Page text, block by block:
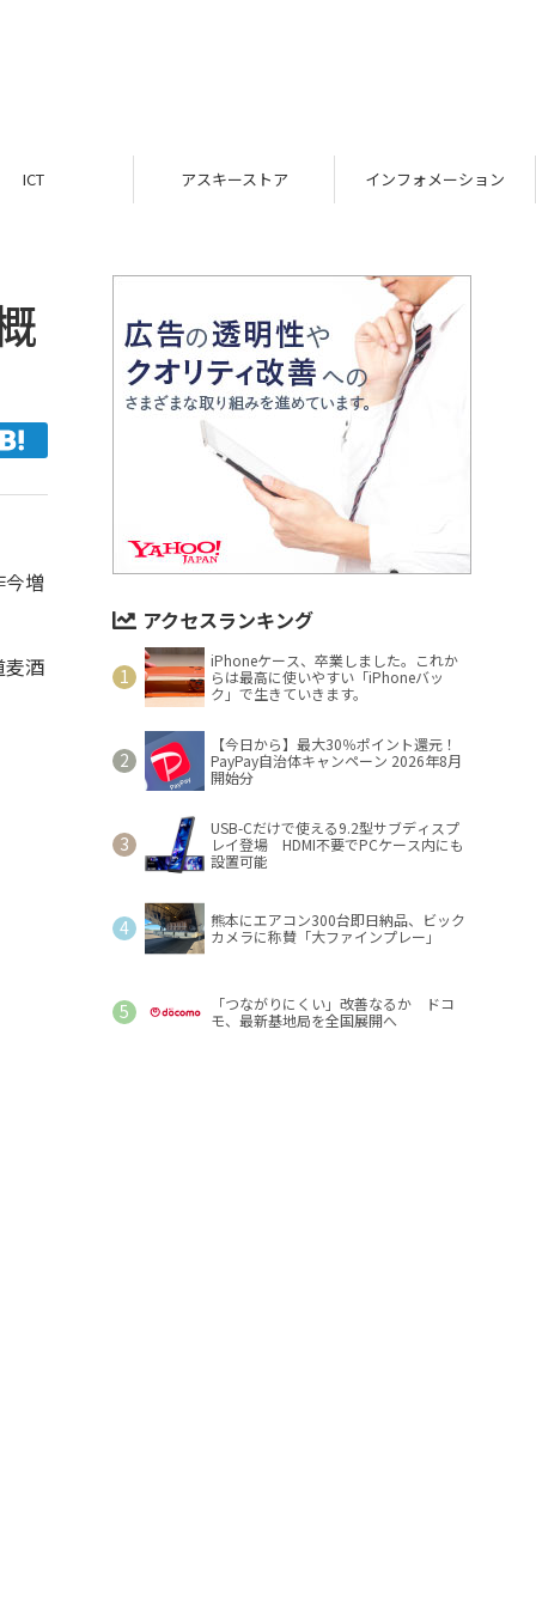
ICT アスキーストア インフォメーション
増
酒
アクセスランキング
iPhoneケース、卒業しました。これか
らは最高に使いやすい「iPhoneバッ
ク」で生きていきます。
【今日から】最大30％ポイント還元！
PayPay自治体キャンペーン 2026年8月
開始分
USB-Cだけで使える9.2型サブディスプ
レイ登場 HDMI不要でPCケース内にも
設置可能
熊本にエアコン300台即日納品、ビック
カメラに称賛「大ファインプレー」
「つながりにくい」改善なるか ドコ
モ、最新基地局を全国展開へ